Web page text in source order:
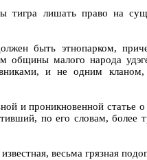
тигра лишать право на
быть этнопарком,
общины малого народа
и не одним кланом,
и проникновенной статье о
по его словам, более
весьма грязная